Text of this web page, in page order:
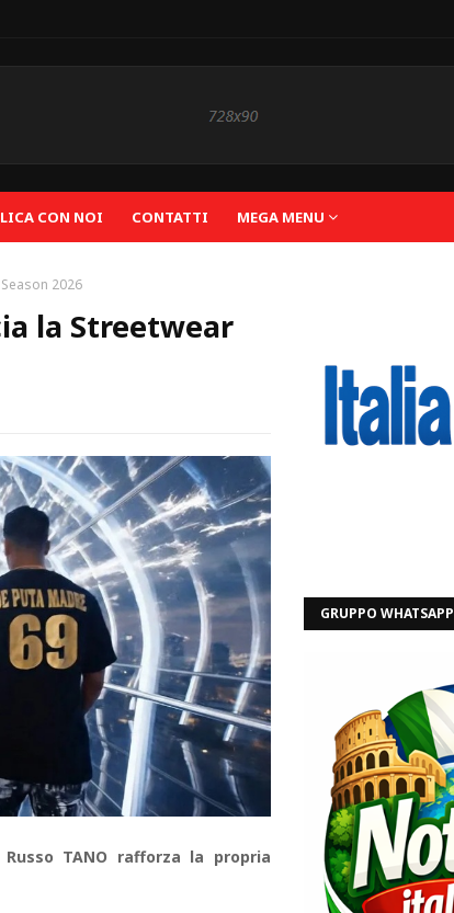
CON NOI CONTATTI MEGA MENU
2026
la Streetwear
TANO rafforza la propria
GRUPPO WHATSAPP